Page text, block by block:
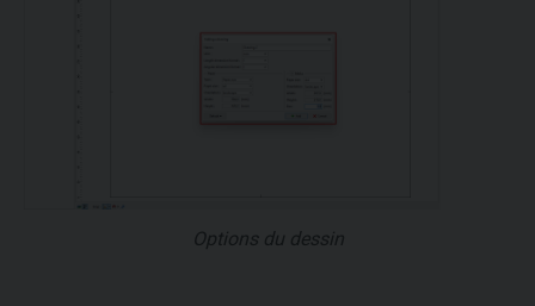
Options du dessin